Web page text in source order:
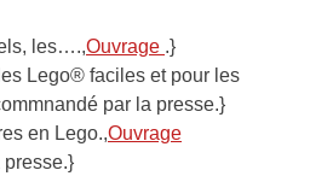
les….,Ouvrage .}
Lego® faciles et pour les
par la presse.}
en Lego.,Ouvrage
presse.}